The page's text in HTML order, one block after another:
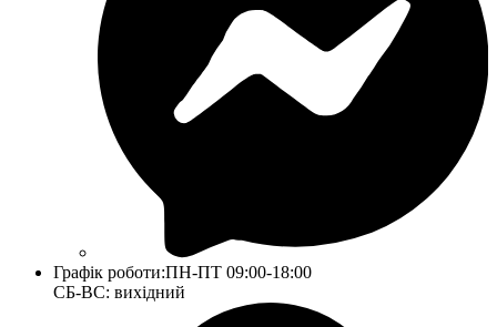
Графік роботи:ПН-ПТ 09:00-18:00
СБ-ВС: вихідний